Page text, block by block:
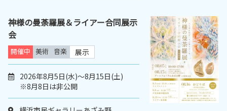
神様の曼荼羅展＆ライアー合同展示
会
開催中 美術 音楽 展示
2026年8月5日(水)～8月15日(土)
※8月8日は非公開